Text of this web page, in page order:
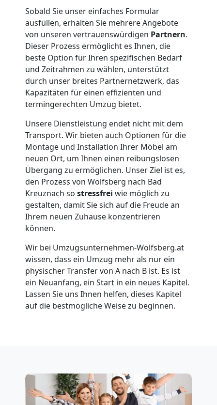
Sobald Sie unser einfaches Formular
ausfüllen, erhalten Sie mehrere Angebote
von unseren vertrauenswürdigen Partnern.
Dieser Prozess ermöglicht es Ihnen, die
beste Option für Ihren spezifischen Bedarf
und Zeitrahmen zu wählen, unterstützt
durch unser breites Partnernetzwerk, das
Kapazitäten für einen effizienten und
termingerechten Umzug bietet.
Unsere Dienstleistung endet nicht mit dem
Transport. Wir bieten auch Optionen für die
Montage und Installation Ihrer Möbel am
neuen Ort, um Ihnen einen reibungslosen
Übergang zu ermöglichen. Unser Ziel ist es,
den Prozess von Wolfsberg nach Bad
Kreuznach so stressfrei wie möglich zu
gestalten, damit Sie sich auf die Freude an
Ihrem neuen Zuhause konzentrieren
können.
Wir bei Umzugsunternehmen-Wolfsberg.at
wissen, dass ein Umzug mehr als nur ein
physischer Transfer von A nach B ist. Es ist
ein Neuanfang, ein Start in ein neues Kapitel.
Lassen Sie uns Ihnen helfen, dieses Kapitel
auf die bestmögliche Weise zu beginnen.
Privatumzug
Wolfsberg
Tresortransport
Wolfsberg
Umzug
für
Senioren
Wolfsberg
Fernumzug
Wolfsberg